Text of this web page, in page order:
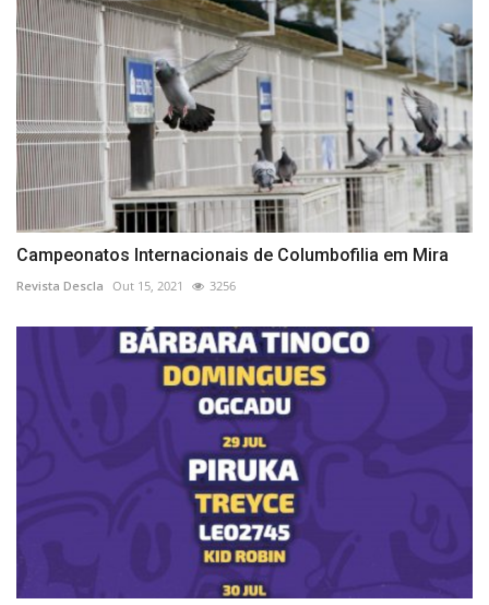
Campeonatos Internacionais de Columbofilia em Mira
Revista Descla Out 15, 2021 3256